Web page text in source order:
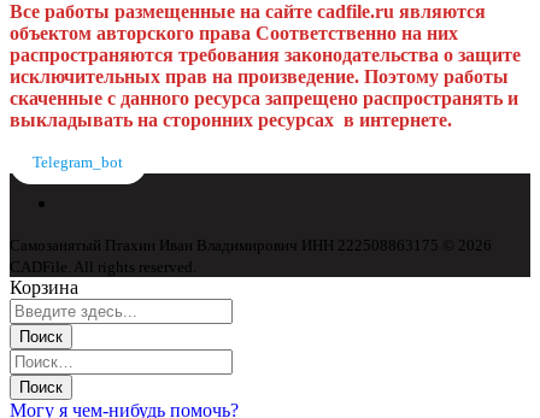
Все работы размещенные на сайте cadfile.ru являются
объектом авторского права Соответственно на них
распространяются требования законодательства о защите
исключительных прав на произведение. Поэтому работы
скаченные с данного ресурса запрещено распространять и
выкладывать на сторонних ресурсах в интернете.
Telegram_bot
Самозанятый Птахин Иван Владимирович ИНН 222508863175 © 2026
CADFile. All rights reserved.
Корзина
Могу я чем-нибудь помочь?